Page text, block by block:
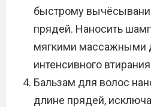
быстрому
прядей. Наносить
мягкими массажными
интенсивного
Бальзам для волос
длине прядей,